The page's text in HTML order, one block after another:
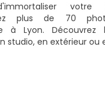
votre
plus de 70
à Lyon.
studio, en extérieur ou